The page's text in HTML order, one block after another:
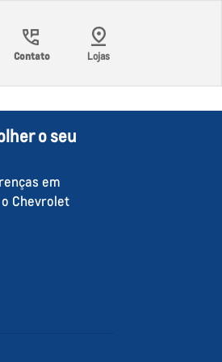
Contato Lojas
o seu
em
Chevrolet